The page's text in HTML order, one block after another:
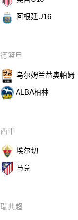
阿根廷U16
德篮甲
乌尔姆兰蒂奥帕姆
ALBA柏林
西甲
埃尔切
马竞
瑞典超